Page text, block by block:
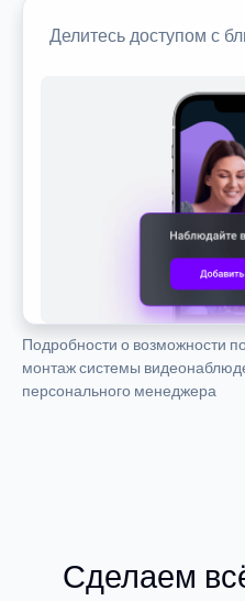
Делитесь доступом с
Подробности о возможности
монтаж системы
персонального менеджера
Сделаем